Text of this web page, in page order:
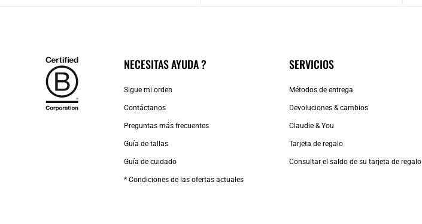
NECESITAS AYUDA ?
Sigue mi orden
Contáctanos
Preguntas más frecuentes
Guía de tallas
Guía de cuidado
* Condiciones de las ofertas actuales
SERVICIOS
Métodos de entrega
Devoluciones & cambios
Claudie & You
Tarjeta de regalo
Consultar el saldo de su tarjeta de regalo